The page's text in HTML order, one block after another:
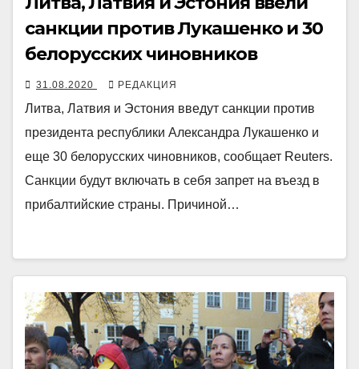
санкции против Лукашенко и 30
белорусских чиновников
31.08.2020 РЕДАКЦИЯ
Литва, Латвия и Эстония введут санкции против
президента республики Александра Лукашенко и
еще 30 белорусских чиновников, сообщает Reuters.
Санкции будут включать в себя запрет на въезд в
прибалтийские страны. Причиной…